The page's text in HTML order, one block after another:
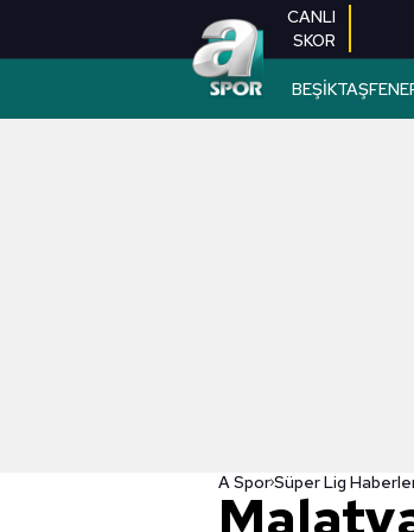
CANLI
SKOR
BEŞİKTAŞ
A SporSüper Lig